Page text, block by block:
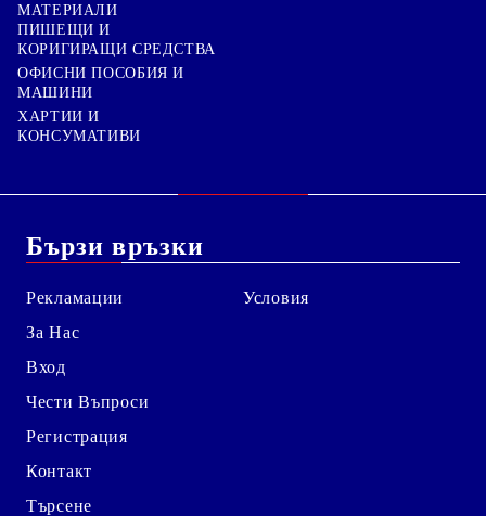
МАТЕРИАЛИ
ПИШЕЩИ И
КОРИГИРАЩИ СРЕДСТВА
ОФИСНИ ПОСОБИЯ И
МАШИНИ
ХАРТИИ И
КОНСУМАТИВИ
Бързи връзки
Рекламации
За Нас
Вход
Чести Въпроси
Регистрация
Контакт
Търсене
Условия